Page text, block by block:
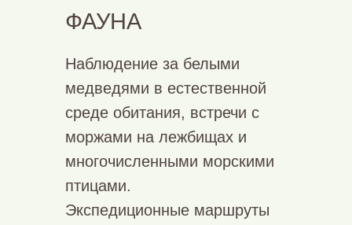
Наблюдение за белыми
медведями в естественной
среде обитания, встречи с
моржами на лежбищах и
многочисленными морскими
птицами.
Экспедиционные маршруты
ФАУНА